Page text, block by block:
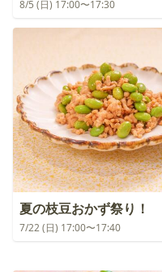
8/5 (日) 17:00〜17:30
夏の枝豆おかず祭り！
7/22 (日) 17:00〜17:40